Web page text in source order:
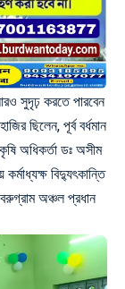
সুদৃঢ় করতে পারবেন
ছিলেন, পূর্ব বর্ধমান
অধিকর্তা ডঃ অসীম
বিদ্যুৎকান্তি
অঞ্চল প্রধান